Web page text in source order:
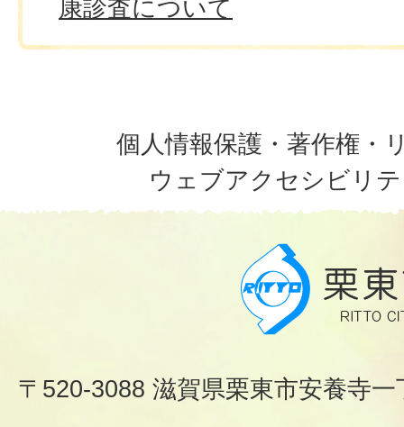
康診査について
個人情報保護・著作権・
ウェブアクセシビリ
〒520-3088 滋賀県栗東市安養寺